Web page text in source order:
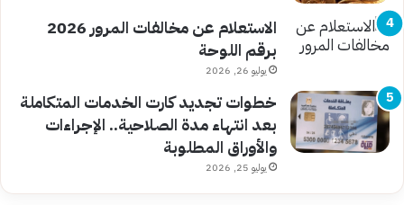
الاستعلام عن مخالفات المرور 2026
برقم اللوحة
يوليو 26, 2026
خطوات تجديد كارت الخدمات المتكاملة
بعد انتهاء مدة الصلاحية.. الإجراءات
والأوراق المطلوبة
يوليو 25, 2026